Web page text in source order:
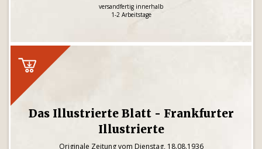
versandfertig innerhalb
1-2 Arbeitstage
Das Illustrierte Blatt - Frankfurter
Illustrierte
Originale Zeitung vom Dienstag, 18.08.1936